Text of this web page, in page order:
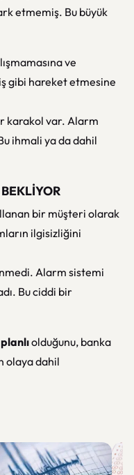
etmemiş. Bu büyük
ve
gibi hareket etmesine
karakol var. Alarm
ihmali ya da dahil
bir müşteri olarak
ilgisizliğini
Alarm sistemi
Bu ciddi bir
olduğunu, banka
olaya dahil